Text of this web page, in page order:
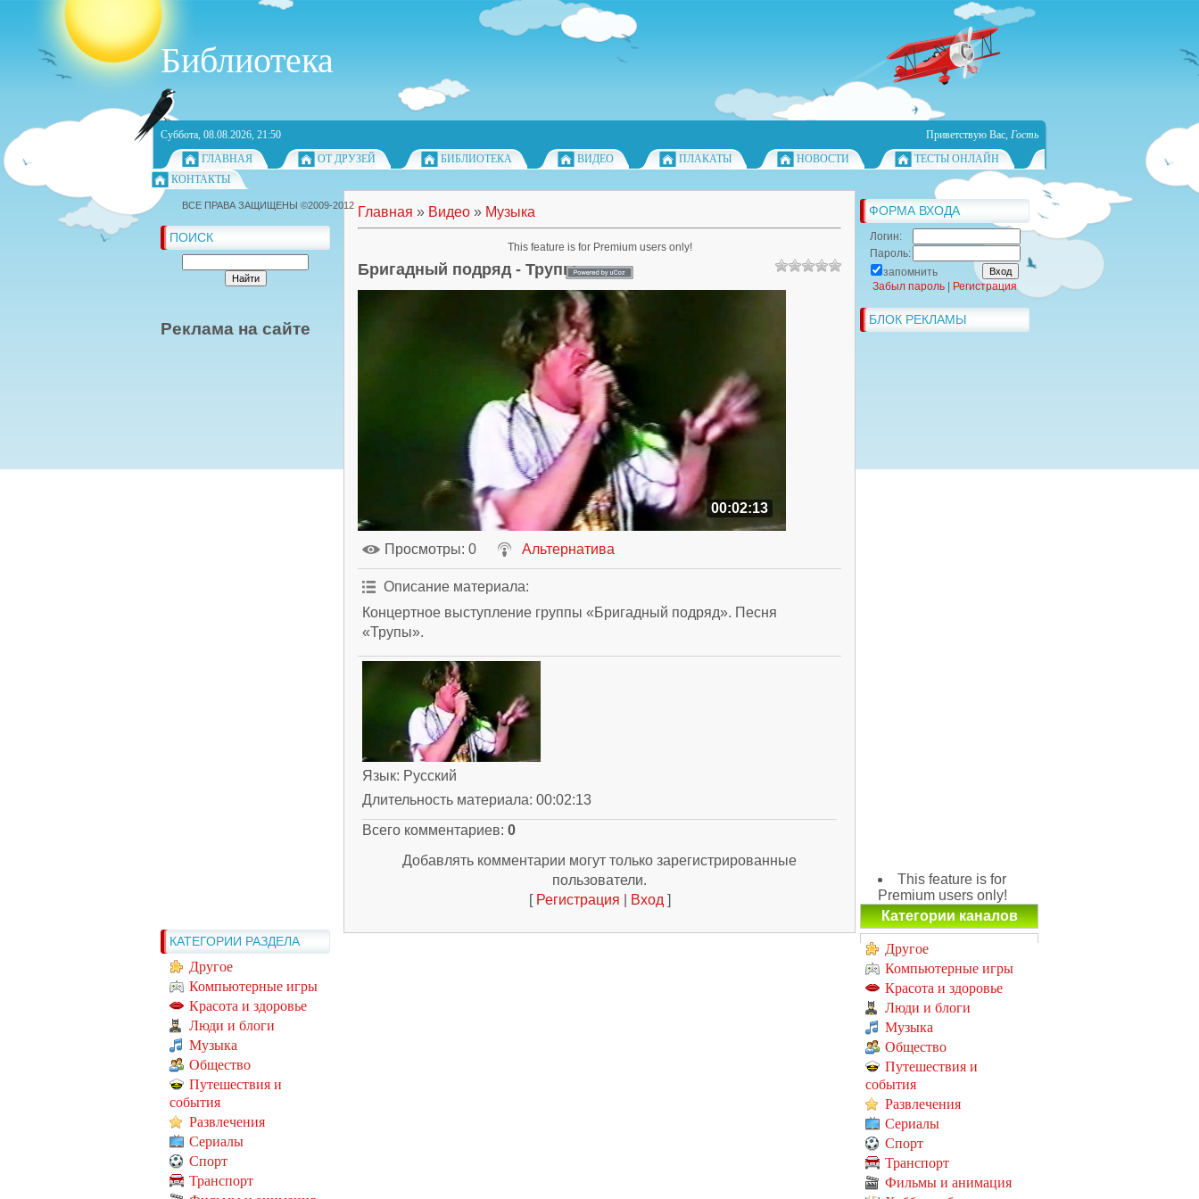
Библиотека
Суббота, 08.08.2026, 21:50 Приветствую Вас, Гость
ГЛАВНАЯ
ОТ ДРУЗЕЙ БИБЛИОТЕКА ВИДЕО ПЛАКАТЫ НОВОСТИ
ТЕСТЫ ОНЛАЙН
КОНТАКТЫ
ПОИСК
Реклама на сайте
КАТЕГОРИИ РАЗДЕЛА
Другое
Компьютерные игры
Красота и здоровье
Люди и блоги
Музыка
Общество
Путешествия и
события
Развлечения
Сериалы
Спорт
Транспорт
Главная » Видео » Музыка
Бригадный подряд - Трупы
00:02:13
Просмотры: 0 Альтернатива
Описание материала:
Концертное выступление группы «Бригадный подряд». Песня
«Трупы».
Язык: Русский
Длительность материала: 00:02:13
Всего комментариев: 0
Добавлять комментарии могут только зарегистрированные
пользователи.
[ Регистрация Вход ]
ФОРМА ВХОДА
Логин:
Пароль:
запомнить
Забыл пароль
Регистрация
БЛОК РЕКЛАМЫ
This feature is for
Premium users only!
Категории каналов
Другое
Компьютерные игры
Красота и здоровье
Люди и блоги
Музыка
Общество
Путешествия и
события
Развлечения
Сериалы
Спорт
Транспорт
Фильмы и анимация
ВСЕ ПРАВА ЗАЩИЩЕНЫ ©2009-2012
This feature is for Premium users only!